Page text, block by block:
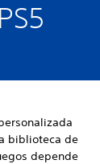
biblioteca de
depende